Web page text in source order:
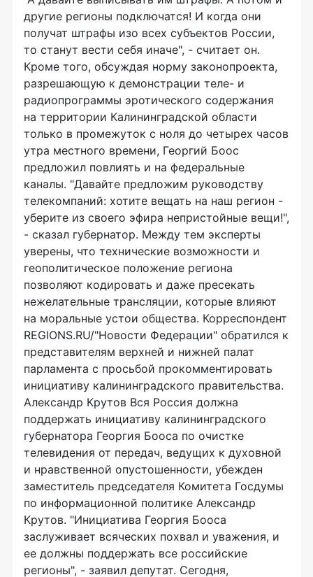
другие регионы подключатся! И когда они
получат штрафы изо всех субъектов России,
то станут вести себя иначе", - считает он.
Кроме того, обсуждая норму законопроекта,
разрешающую к демонстрации теле- и
радиопрограммы эротического содержания
на территории Калининградской области
только в промежуток с ноля до четырех часов
утра местного времени, Георгий Боос
предложил повлиять и на федеральные
каналы. "Давайте предложим руководству
телекомпаний: хотите вещать на наш регион -
уберите из своего эфира непристойные вещи!",
- сказал губернатор. Между тем эксперты
уверены, что технические возможности и
геополитическое положение региона
позволяют кодировать и даже пресекать
нежелательные трансляции, которые влияют
на моральные устои общества. Корреспондент
REGIONS.RU/"Новости Федерации" обратился к
представителям верхней и нижней палат
парламента с просьбой прокомментировать
инициативу калининградского правительства.
Александр Крутов Вся Россия должна
поддержать инициативу калининградского
губернатора Георгия Бооса по очистке
телевидения от передач, ведущих к духовной
и нравственной опустошенности, убежден
заместитель председателя Комитета Госдумы
по информационной политике Александр
Крутов. "Инициатива Георгия Бооса
заслуживает всяческих похвал и уважения, и
ее должны поддержать все российские
регионы", - заявил депутат. Сегодня,